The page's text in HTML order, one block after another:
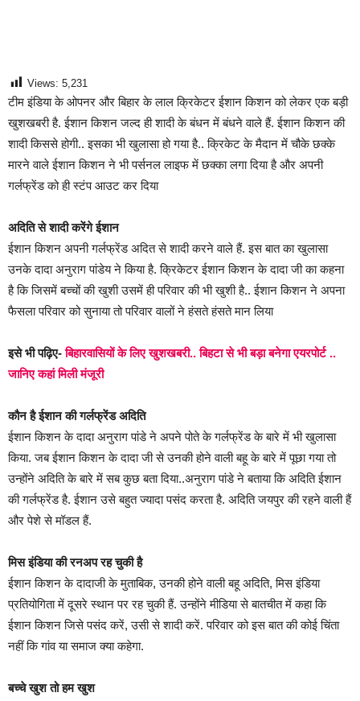
Views: 5,231
टीम इंडिया के ओपनर और बिहार के लाल क्रिकेटर ईशान किशन को लेकर एक बड़ी
खुशखबरी है. ईशान किशन जल्द ही शादी के बंधन में बंधने वाले हैं. ईशान किशन की
शादी किससे होगी.. इसका भी खुलासा हो गया है.. क्रिकेट के मैदान में चौके छक्के
मारने वाले ईशान किशन ने भी पर्सनल लाइफ में छक्का लगा दिया है और अपनी
गर्लफ्रेंड को ही स्टंप आउट कर दिया
अदिति से शादी करेंगे ईशान
ईशान किशन अपनी गर्लफ्रेंड अदित से शादी करने वाले हैं. इस बात का खुलासा
उनके दादा अनुराग पांडेय ने किया है. क्रिकेटर ईशान किशन के दादा जी का कहना
है कि जिसमें बच्चों की खुशी उसमें ही परिवार की भी खुशी है.. ईशान किशन ने अपना
फैसला परिवार को सुनाया तो परिवार वालों ने हंसते हंसते मान लिया
इसे भी पढ़िए-बिहारवासियों के लिए खुशखबरी.. बिहटा से भी बड़ा बनेगा एयरपोर्ट ..
जानिए कहां मिली मंजूरी
कौन है ईशान की गर्लफ्रेंड अदिति
ईशान किशन के दादा अनुराग पांडे ने अपने पोते के गर्लफ्रेंड के बारे में भी खुलासा
किया. जब ईशान किशन के दादा जी से उनकी होने वाली बहू के बारे में पूछा गया तो
उन्होंने अदिति के बारे में सब कुछ बता दिया..अनुराग पांडे ने बताया कि अदिति ईशान
की गर्लफ्रेंड है. ईशान उसे बहुत ज्यादा पसंद करता है. अदिति जयपुर की रहने वाली हैं
और पेशे से मॉडल हैं.
मिस इंडिया की रनअप रह चुकी है
ईशान किशन के दादाजी के मुताबिक, उनकी होने वाली बहू अदिति, मिस इंडिया
प्रतियोगिता में दूसरे स्थान पर रह चुकी हैं. उन्होंने मीडिया से बातचीत में कहा कि
ईशान किशन जिसे पसंद करें, उसी से शादी करें. परिवार को इस बात की कोई चिंता
नहीं कि गांव या समाज क्या कहेगा.
बच्चे खुश तो हम खुश